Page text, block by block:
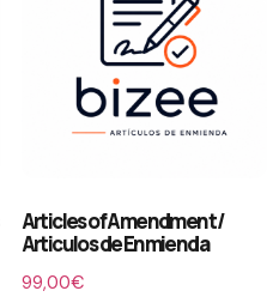
Articles of Amendment /
Articulos de Enmienda
99,00€